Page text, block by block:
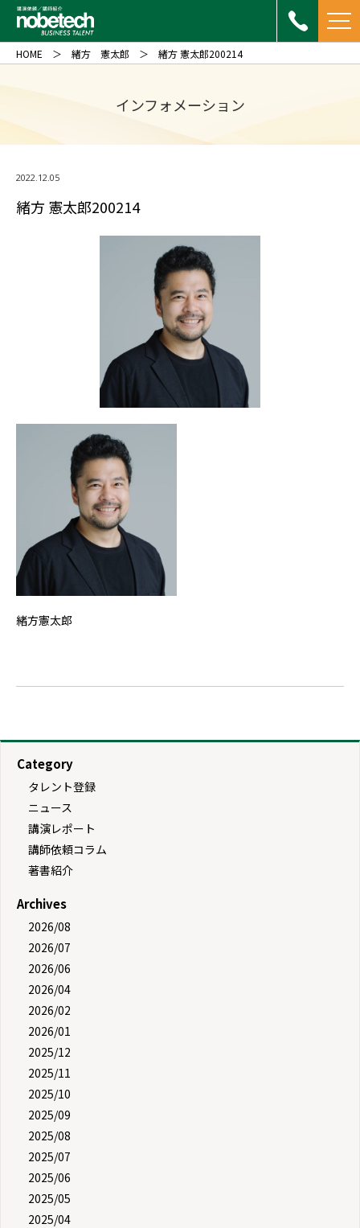
インフォメーション
HOME 緒方 憲太郎 緒方 憲太郎200214
2022.12.05
緒方 憲太郎200214
緒方憲太郎
Category
タレント登録
ニュース
講演レポート
講師依頼コラム
著書紹介
Archives
2026/08
2026/07
2026/06
2026/04
2026/02
2026/01
2025/12
2025/11
2025/10
2025/09
2025/08
2025/07
2025/06
2025/05
2025/04